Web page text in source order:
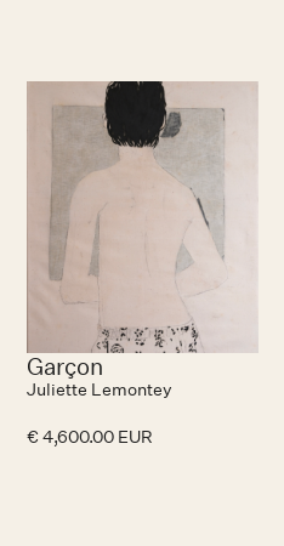
Garçon
Juliette Lemontey
€ 4,600.00 EUR